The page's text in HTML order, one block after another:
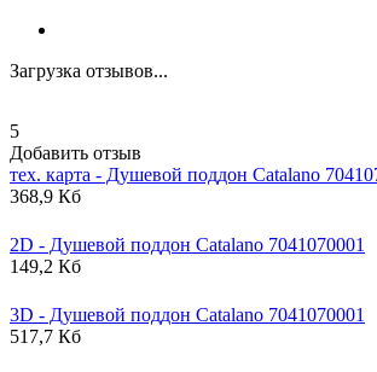
Загрузка отзывов...
5
Добавить отзыв
тех. карта - Душевой поддон Catalano
368,9 Кб
2D - Душевой поддон Catalano 7041070001
149,2 Кб
3D - Душевой поддон Catalano 7041070001
517,7 Кб